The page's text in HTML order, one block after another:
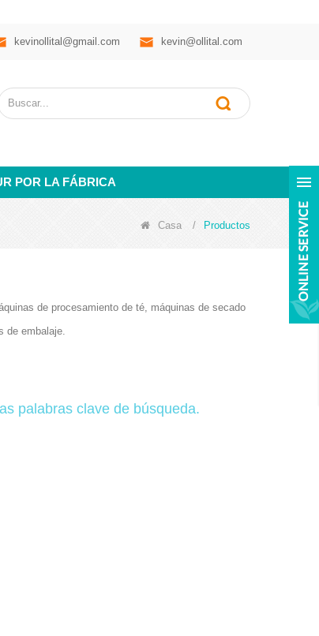
kevin@ollital.com
kevinollital@gmail.com
POR LA FÁBRICA
Casa / Productos
de procesamiento de té, máquinas de secado
de embalaje.
palabras clave de búsqueda.